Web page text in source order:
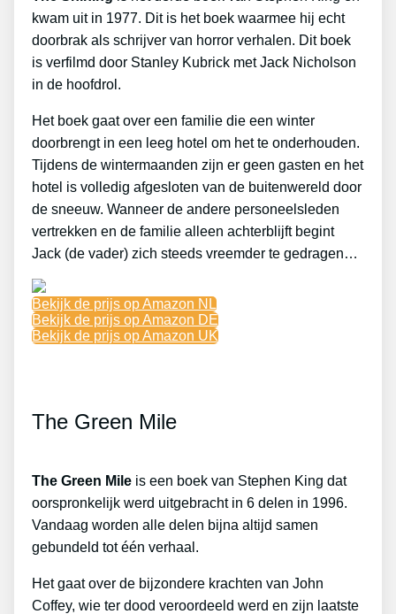
kwam uit in 1977. Dit is het boek waarmee hij echt
doorbrak als schrijver van horror verhalen. Dit boek
is verfilmd door Stanley Kubrick met Jack Nicholson
in de hoofdrol.
Het boek gaat over een familie die een winter
doorbrengt in een leeg hotel om het te onderhouden.
Tijdens de wintermaanden zijn er geen gasten en het
hotel is volledig afgesloten van de buitenwereld door
de sneeuw. Wanneer de andere personeelsleden
vertrekken en de familie alleen achterblijft begint
Jack (de vader) zich steeds vreemder te gedragen…
Bekijk de prijs op Amazon NL
Bekijk de prijs op Amazon DE
Bekijk de prijs op Amazon UK
The Green Mile
The Green Mile is een boek van Stephen King dat
oorspronkelijk werd uitgebracht in 6 delen in 1996.
Vandaag worden alle delen bijna altijd samen
gebundeld tot één verhaal.
Het gaat over de bijzondere krachten van John
Coffey, wie ter dood veroordeeld werd en zijn laatste